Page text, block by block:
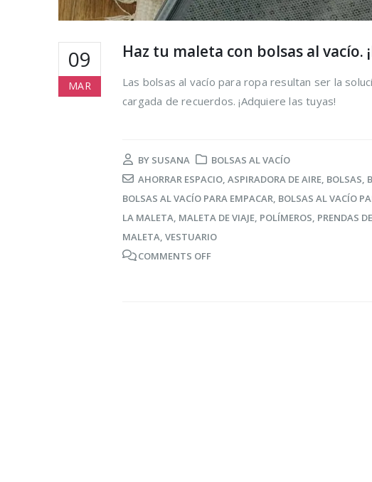
09
MAR
Haz tu maleta con bolsas al vacío.
Las bolsas al vacío para ropa resultan ser la
cargada de recuerdos. ¡Adquiere las tuyas!
BY SUSANA
BOLSAS AL VACÍO
AHORRAR ESPACIO, ASPIRADORA DE AIRE, BOLSAS,
BOLSAS AL VACÍO PARA EMPACAR, BOLSAS AL VACÍO
LA MALETA, MALETA DE VIAJE, POLÍMEROS, PRENDAS
MALETA, VESTUARIO
COMMENTS OFF
Ser más ecológica, 7
hacer para lograrlo